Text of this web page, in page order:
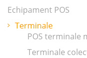
Echipament POS
Terminale
POS terminale
Terminale